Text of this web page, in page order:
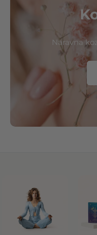
Naravna